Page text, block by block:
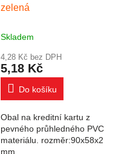
zelená
Skladem
4,28 Kč bez DPH
5,18 Kč
Do košíku
Obal na kreditní kartu z
pevného průhledného PVC
materiálu. rozměr:90x58x2
mm